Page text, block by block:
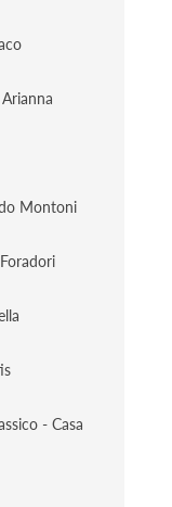
Montoni
- Casa